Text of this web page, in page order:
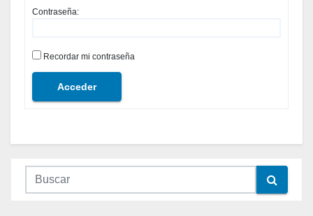
Contraseña:
Recordar mi contraseña
Acceder